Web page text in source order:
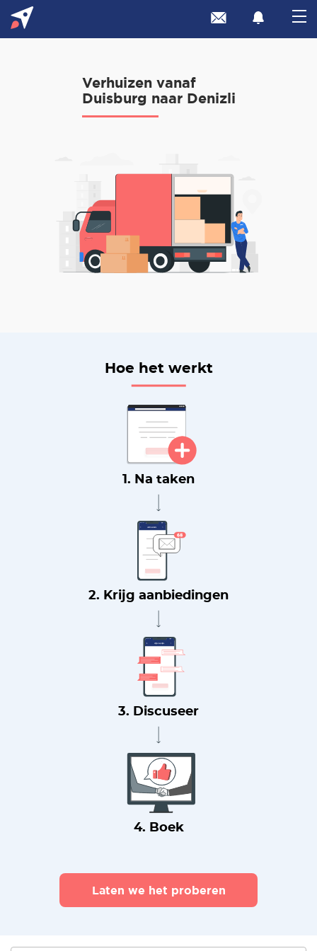
Verhuizen vanaf
Duisburg naar Denizli
Hoe het werkt
1. Na taken
2. Krijg aanbiedingen
3. Discuseer
4. Boek
Laten we het proberen